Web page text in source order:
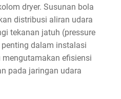
dryer. Susunan bola
distribusi aliran udara
tekanan jatuh (pressure
dalam instalasi
efisiensi
pada jaringan udara